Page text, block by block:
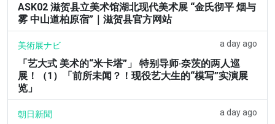
ASK02 滋贺县立美术馆湖北现代美术展 “金氏彻平 烟与
雾 中山道柏原宿”｜滋贺县官方网站
美術展ナビ a day ago
「艺大式 美术的“米卡塔”」 特别导师·奈茨的两人巡
展！（1）「前所未闻？！现役艺大生的“模写”实演展
览」
朝日新聞 a day ago